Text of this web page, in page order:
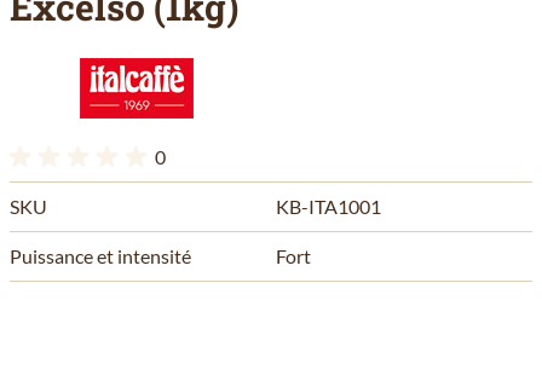
0
SKU KB-ITA1001
Puissance et intensité Fort